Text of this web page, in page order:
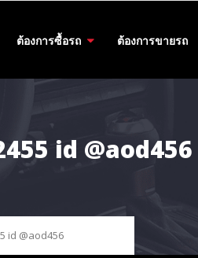
ต้องการซื้อรถ ต้องการขายรถ
id @aod456
id @aod456